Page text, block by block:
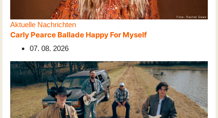
Aktuelle Nachrichten
Carly Pearce Ballade Happy For Myself
07. 08. 2026